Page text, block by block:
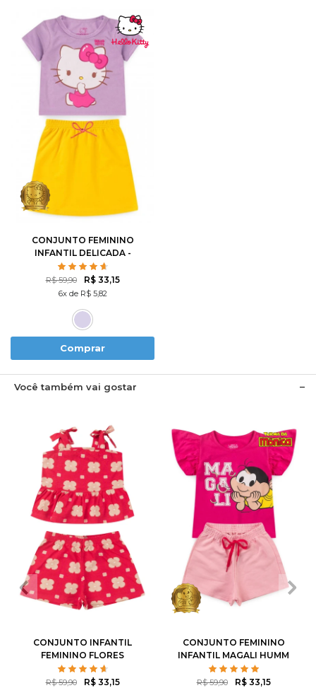
1 6
CONJUNTO FEMININO
INFANTIL DELICADA -
HELLO KITTY
R$ 59,90 R$ 33,15
6x de R$ 5,82
Comprar
Você também vai gostar
2 3 8
CONJUNTO INFANTIL
FEMININO FLORES
ROTATIVAS
R$ 59,90 R$ 33,15
1 6
CONJUNTO FEMININO
INFANTIL MAGALI HUMM
AMO MELANCIA- TURMA
DA MÔNICA
R$ 59,90 R$ 33,15